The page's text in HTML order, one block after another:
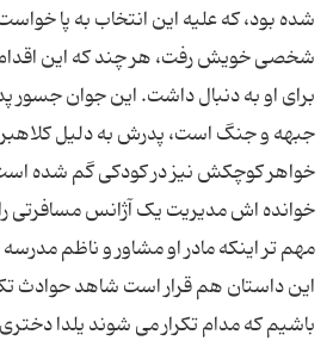
شده بود، که علیه این انتخاب به پا
شخصی خویش رفت، هر چند که این
برای او به دنبال داشت. این جوان جسور
جبهه و جنگ است، پدرش به دلیل
خواهر کوچکش نیز در کودکی گم شده
خوانده اش مدیریت یک آژانس مسافرتی را
مهم تر اینکه مادر او مشاور و ناظم
این داستان هم قرار است شاهد حوادث
باشیم که مدام تکرار می شوند یلدا